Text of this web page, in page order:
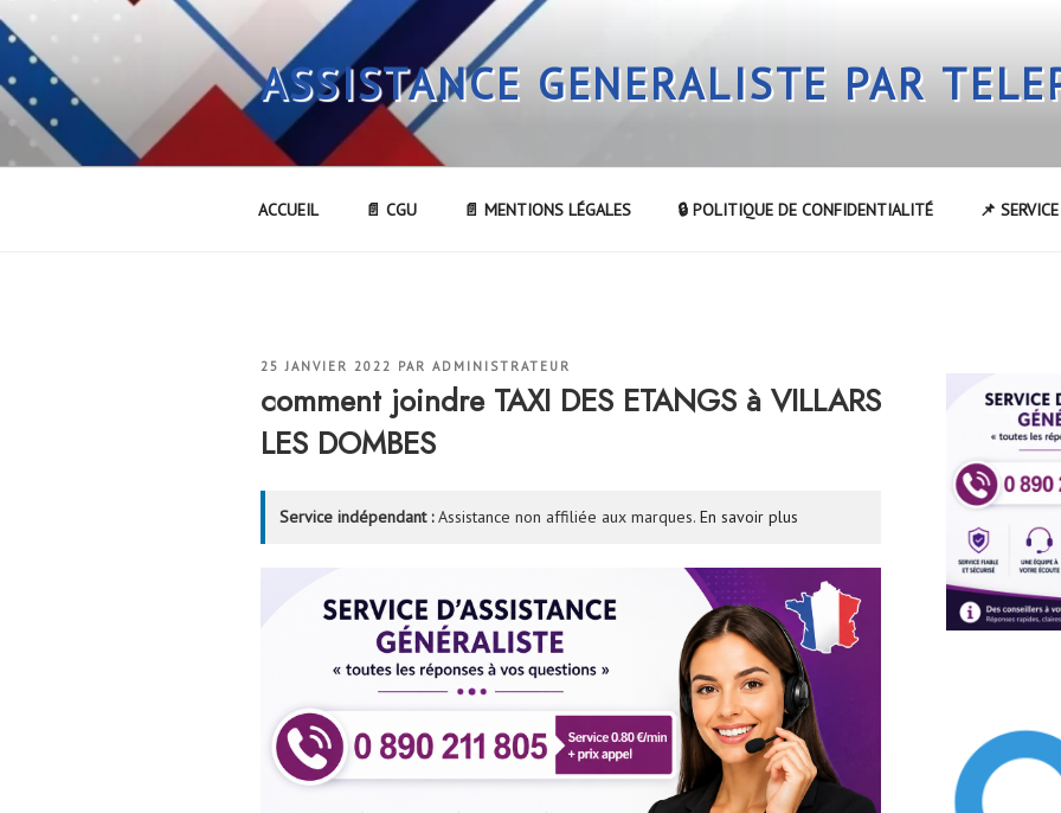
Aller
au
contenu
principal
ASSISTANCE GENERALISTE PAR
ACCUEIL 📄 CGU 📄 MENTIONS LÉGALES 🔒 POLITIQUE DE CONFIDENTIALITÉ 📌
PUBLIÉ
25 JANVIER 2022 PAR ADMINISTRATEUR
comment joindre TAXI DES ETANGS à VILLARS
LES DOMBES
Service indépendant :Assistance non affiliée aux marques. En savoir plus